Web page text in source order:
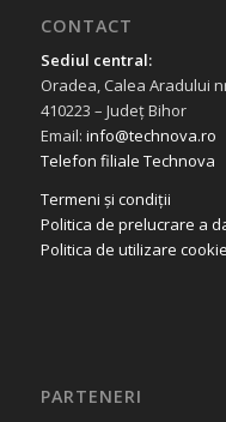
CONTACT
Sediul central:
Oradea, Calea Aradului
410223 – Județ Bihor
Email: info@technova.ro
Telefon filiale Technova
Termeni și condiții
Politica de prelucrare a
Politica de utilizare
PARTENERI